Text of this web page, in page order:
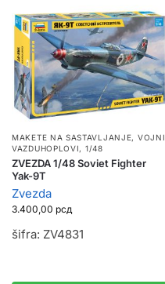
MAKETE NA SASTAVLJANJE, VOJNI
VAZDUHOPLOVI, 1/48
ZVEZDA 1/48 Soviet Fighter
Yak-9T
Zvezda
3.400,00 рсд
šifra: ZV4831